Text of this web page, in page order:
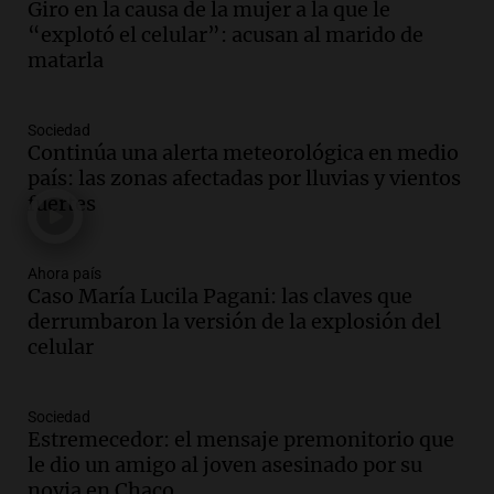
más femicidios del país, según informe
de Casa del Encuentro
Panorama Federal
viviendas paralizadas tras el cierre de
Procrear en la provincia
Panorama Federal
Episodios
propiedad privada genera preocupación
y críticas entre senadores
Panorama Federal
Episodios
un pilar cultural y social según Antonio
Marocco
Panorama Federal
Episodios
Giro en la causa de la mujer a la que le
“explotó el celular”: acusan al marido de
matarla
Sociedad
Continúa una alerta meteorológica en medio
país: las zonas afectadas por lluvias y vientos
fuertes
Ahora país
Caso María Lucila Pagani: las claves que
derrumbaron la versión de la explosión del
celular
Sociedad
Estremecedor: el mensaje premonitorio que
le dio un amigo al joven asesinado por su